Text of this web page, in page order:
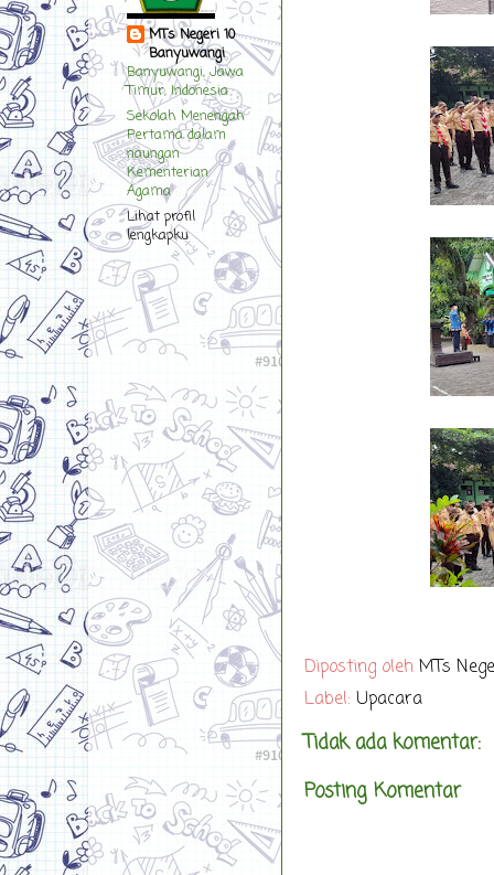
Diposting oleh MTs
Label: Upacara
Tidak ada komentar:
Posting Komentar
MTs Negeri 10
Banyuwangi
Banyuwangi, Jawa
Timur, Indonesia
Sekolah Menengah
Pertama dalam
naungan
Kementerian
Agama
Lihat profil
lengkapku